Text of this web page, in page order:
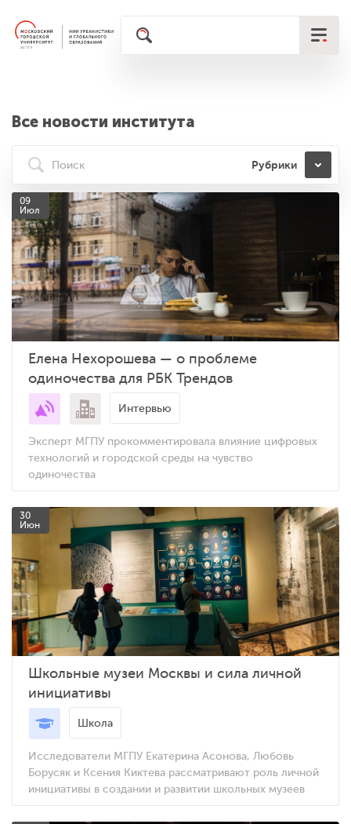
Все новости института
Рубрики
09
Июл
Елена Нехорошева — о проблеме
одиночества для РБК Трендов
Интервью
Эксперт МГПУ прокомментировала влияние цифровых
технологий и городской среды на чувство
одиночества
30
Июн
Школьные музеи Москвы и сила личной
инициативы
Школа
Исследователи МГПУ Екатерина Асонова, Любовь
Борусяк и Ксения Киктева рассматривают роль личной
инициативы в создании и развитии школьных музеев